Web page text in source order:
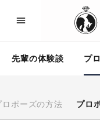
先輩の体験談 プ
ロポーズの方法 プロ
プロポーズサポ